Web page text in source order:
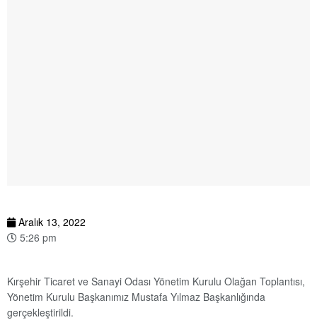
Aralık 13, 2022
5:26 pm
Kırşehir Ticaret ve Sanayi Odası Yönetim Kurulu Olağan Toplantısı,
Yönetim Kurulu Başkanımız Mustafa Yılmaz Başkanlığında
gerçekleştirildi.